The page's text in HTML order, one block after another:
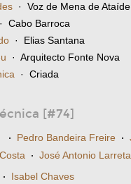
· Voz de Mena de Ataíde
· Cabo Barroca
· Elias Santana
· Arquitecto Fonte Nova
· Criada
[#74]
· Pedro Bandeira Freire ·
· José Antonio Larreta
· Isabel Chaves